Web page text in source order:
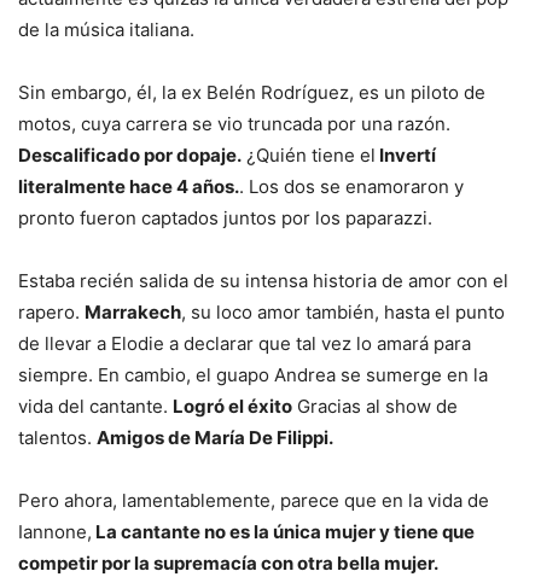
de la música italiana.
Sin embargo, él, la ex Belén Rodríguez, es un piloto de
motos, cuya carrera se vio truncada por una razón.
Descalificado por dopaje. ¿Quién tiene el Invertí
literalmente hace 4 años.. Los dos se enamoraron y
pronto fueron captados juntos por los paparazzi.
Estaba recién salida de su intensa historia de amor con el
rapero. Marrakech, su loco amor también, hasta el punto
de llevar a Elodie a declarar que tal vez lo amará para
siempre. En cambio, el guapo Andrea se sumerge en la
vida del cantante. Logró el éxito Gracias al show de
talentos. Amigos de María De Filippi.
Pero ahora, lamentablemente, parece que en la vida de
Iannone, La cantante no es la única mujer y tiene que
competir por la supremacía con otra bella mujer.